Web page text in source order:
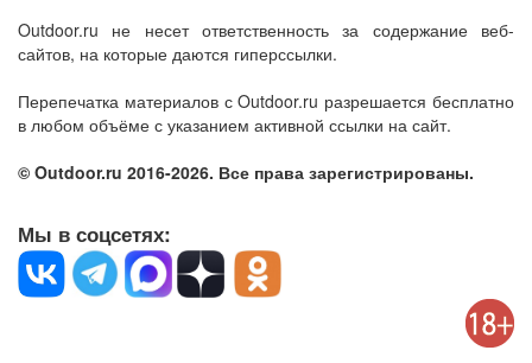
Outdoor.ru не несет ответственность за содержание веб-
сайтов, на которые даются гиперссылки.
Перепечатка материалов с Outdoor.ru разрешается бесплатно
в любом объёме с указанием активной ссылки на сайт.
© Outdoor.ru 2016-2026. Все права зарегистрированы.
Мы в соцсетях: